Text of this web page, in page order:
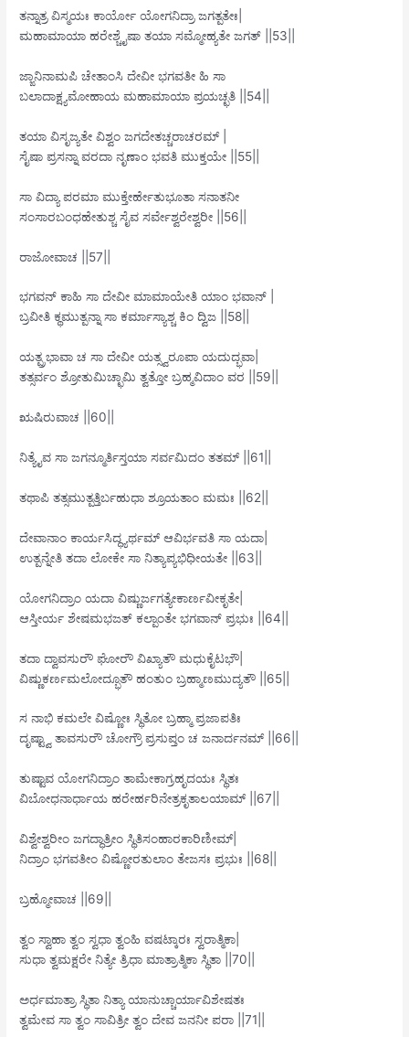
ತನ್ನಾತ್ರ ವಿಸ್ಮಯಃ ಕಾರ್ಯೋ ಯೋಗನಿದ್ರಾ ಜಗತ್ಪತೇಃ|
ಮಹಾಮಾಯಾ ಹರೇಶ್ಚೈಷಾ ತಯಾ ಸಮ್ಮೋಹ್ಯತೇ ಜಗತ್ ||53||
ಜ್ಙಾನಿನಾಮಪಿ ಚೇತಾಂಸಿ ದೇವೀ ಭಗವತೀ ಹಿ ಸಾ
ಬಲಾದಾಕ್ಷ್ಯಮೋಹಾಯ ಮಹಾಮಾಯಾ ಪ್ರಯಚ್ಛತಿ ||54||
ತಯಾ ವಿಸೃಜ್ಯತೇ ವಿಶ್ವಂ ಜಗದೇತಚ್ಚರಾಚರಮ್ |
ಸೈಷಾ ಪ್ರಸನ್ನಾ ವರದಾ ನೃಣಾಂ ಭವತಿ ಮುಕ್ತಯೇ ||55||
ಸಾ ವಿದ್ಯಾ ಪರಮಾ ಮುಕ್ತೇರ್ಹೇತುಭೂತಾ ಸನಾತನೀ
ಸಂಸಾರಬಂಧಹೇತುಶ್ಚ ಸೈವ ಸರ್ವೇಶ್ವರೇಶ್ವರೀ ||56||
ರಾಜೋವಾಚ ||57||
ಭಗವನ್ ಕಾಹಿ ಸಾ ದೇವೀ ಮಾಮಾಯೇತಿ ಯಾಂ ಭವಾನ್ |
ಬ್ರವೀತಿ ಕ್ಥಮುತ್ಪನ್ನಾ ಸಾ ಕರ್ಮಾಸ್ಯಾಶ್ಚ ಕಿಂ ದ್ವಿಜ ||58||
ಯತ್ಪ್ರಭಾವಾ ಚ ಸಾ ದೇವೀ ಯತ್ಸ್ವರೂಪಾ ಯದುದ್ಭವಾ|
ತತ್ಸರ್ವಂ ಶ್ರೋತುಮಿಚ್ಛಾಮಿ ತ್ವತ್ತೋ ಬ್ರಹ್ಮವಿದಾಂ ವರ ||59||
ಋಷಿರುವಾಚ ||60||
ನಿತ್ಯೈವ ಸಾ ಜಗನ್ಮೂರ್ತಿಸ್ತಯಾ ಸರ್ವಮಿದಂ ತತಮ್ ||61||
ತಥಾಪಿ ತತ್ಸಮುತ್ಪತ್ತಿರ್ಬಹುಧಾ ಶ್ರೂಯತಾಂ ಮಮಃ ||62||
ದೇವಾನಾಂ ಕಾರ್ಯಸಿದ್ಧ್ಯರ್ಥಮ್ ಆವಿರ್ಭವತಿ ಸಾ ಯದಾ|
ಉತ್ಪನ್ನೇತಿ ತದಾ ಲೋಕೇ ಸಾ ನಿತ್ಯಾಪ್ಯಭಿಧೀಯತೇ ||63||
ಯೋಗನಿದ್ರಾಂ ಯದಾ ವಿಷ್ಣುರ್ಜಗತ್ಯೇಕಾರ್ಣವೀಕೃತೇ|
ಆಸ್ತೀರ್ಯ ಶೇಷಮಭಜತ್ ಕಲ್ಪಾಂತೇ ಭಗವಾನ್ ಪ್ರಭುಃ ||64||
ತದಾ ದ್ವಾವಸುರೌ ಘೋರೌ ವಿಖ್ಯಾತೌ ಮಧುಕೈಟಭೌ|
ವಿಷ್ಣುಕರ್ಣಮಲೋದ್ಭೂತೌ ಹಂತುಂ ಬ್ರಹ್ಮಾಣಮುದ್ಯತೌ ||65||
ಸ ನಾಭಿ ಕಮಲೇ ವಿಷ್ಣೋಃ ಸ್ಥಿತೋ ಬ್ರಹ್ಮಾ ಪ್ರಜಾಪತಿಃ
ದೃಷ್ಟ್ವಾ ತಾವಸುರೌ ಚೋಗ್ರೌ ಪ್ರಸುಪ್ತಂ ಚ ಜನಾರ್ದನಮ್ ||66||
ತುಷ್ಟಾವ ಯೋಗನಿದ್ರಾಂ ತಾಮೇಕಾಗ್ರಹೃದಯಃ ಸ್ಥಿತಃ
ವಿಬೋಧನಾರ್ಧಾಯ ಹರೇರ್ಹರಿನೇತ್ರಕೃತಾಲಯಾಮ್ ||67||
ವಿಶ್ವೇಶ್ವರೀಂ ಜಗದ್ಧಾತ್ರೀಂ ಸ್ಥಿತಿಸಂಹಾರಕಾರಿಣೀಮ್|
ನಿದ್ರಾಂ ಭಗವತೀಂ ವಿಷ್ಣೋರತುಲಾಂ ತೇಜಸಃ ಪ್ರಭುಃ ||68||
ಬ್ರಹ್ಮೋವಾಚ ||69||
ತ್ವಂ ಸ್ವಾಹಾ ತ್ವಂ ಸ್ವಧಾ ತ್ವಂಹಿ ವಷಟ್ಕಾರಃ ಸ್ವರಾತ್ಮಿಕಾ|
ಸುಧಾ ತ್ವಮಕ್ಷರೇ ನಿತ್ಯೇ ತ್ರಿಧಾ ಮಾತ್ರಾತ್ಮಿಕಾ ಸ್ಥಿತಾ ||70||
ಅರ್ಧಮಾತ್ರಾ ಸ್ಥಿತಾ ನಿತ್ಯಾ ಯಾನುಚ್ಚಾರ್ಯಾವಿಶೇಷತಃ
ತ್ವಮೇವ ಸಾ ತ್ವಂ ಸಾವಿತ್ರೀ ತ್ವಂ ದೇವ ಜನನೀ ಪರಾ ||71||